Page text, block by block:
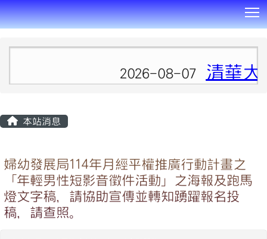
2026-08-07 清華大
本站消息
婦幼發展局114年月經平權推廣行動計畫之
「年輕男性短影音徵件活動」之海報及跑馬
燈文字稿，請協助宣傳並轉知踴躍報名投
稿，請查照。